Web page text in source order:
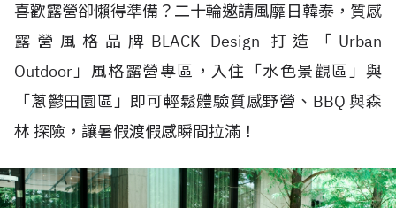
喜歡露營卻懶得準備？二十輪邀請風靡日韓泰，質感
露營風格品牌BLACK Design 打造「Urban
Outdoor」風格露營專區，入住「水色景觀區」與
「蔥鬱田園區」即可輕鬆體驗質感野營、BBQ 與森
林 探險，讓暑假渡假感瞬間拉滿！